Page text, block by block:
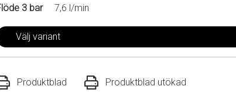
3 bar
7,6 l/min
Välj variant
Produktblad Produktblad utökad